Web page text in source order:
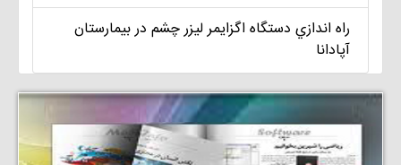
راه اندازي دستگاه اگزايمر ليزر چشم در بيمارستان
آپادانا